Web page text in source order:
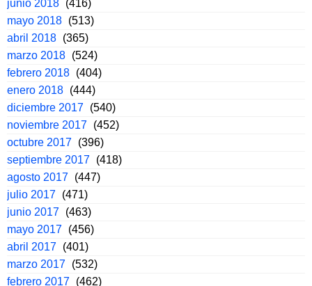
junio 2018 (416)
mayo 2018 (513)
abril 2018 (365)
marzo 2018 (524)
febrero 2018 (404)
enero 2018 (444)
diciembre 2017 (540)
noviembre 2017 (452)
octubre 2017 (396)
septiembre 2017 (418)
agosto 2017 (447)
julio 2017 (471)
junio 2017 (463)
mayo 2017 (456)
abril 2017 (401)
marzo 2017 (532)
febrero 2017 (462)